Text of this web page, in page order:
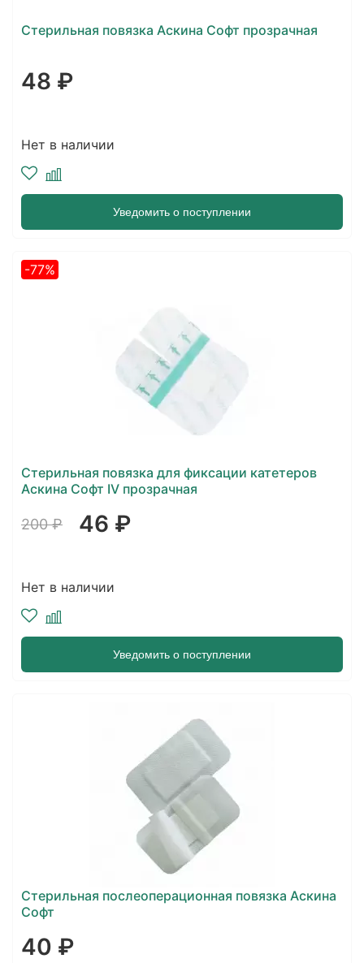
Стерильная повязка Аскина Софт прозрачная
48 ₽
Нет в наличии
Уведомить о поступлении
-77%
Стерильная повязка для фиксации катетеров
Аскина Софт IV прозрачная
200 ₽ 46 ₽
Нет в наличии
Уведомить о поступлении
Стерильная послеоперационная повязка Аскина
Софт
40 ₽